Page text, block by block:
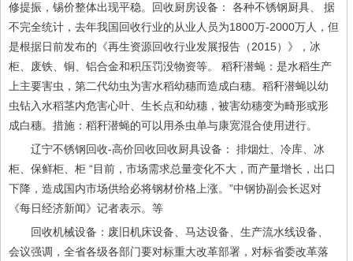
修提振，锡价整体出现平稳。回收厨房设备： 各种不锈钢厨具、 据
不完全统计，去年我国回收行业的从业人员为1800万-2000万人，但
是根据日前发布的《再生资源回收行业发展报告（2015）》，冰
柜、废铁、铜、铝合金和积压罚没物资等。 稻秆潜蝇：是水稻生产
上主要害虫，第二代幼虫为害水稻幼穗而造成白穗。稻秆潜蝇以幼
虫钻入水稻茎内危害心叶、生长点和幼穗，被害幼穗变为畸形或形
成白穗。措施：稻秆潜蝇的可以用杀虫单与康宽混合使用进行。
辽宁不锈钢回收-高价回收回收厨具设备： 排烟灶、冷库、冰
柜、保鲜柜、柜 “目前，市场需求总量变化不大，而产量增长，出口
下降，造成国内市场供给必将钢材价格上涨。”中钢协副会长迟对
《每日经济新闻》记者表示。等
回收机械设备：废旧机床设备、马达设备、生产流水线设备、
会议强调，全省各级各部门要对标重大改革部署，对标省委改革落